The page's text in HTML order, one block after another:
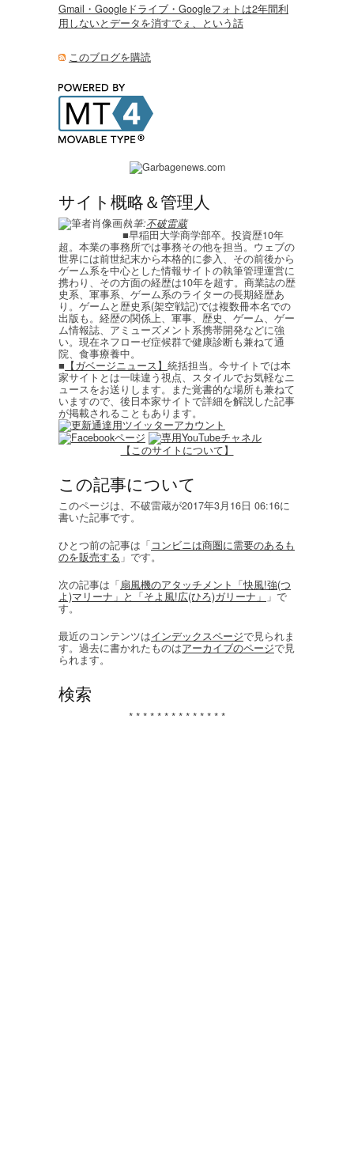
Gmail・Googleドライブ・Googleフォトは2年間利
用しないとデータを消すでぇ、という話
このブログを購読
サイト概略＆管理人
執筆:不破雷蔵
■早稲田大学商学部卒。投資歴10年
超。本業の事務所では事務その他を担当。ウェブの
世界には前世紀末から本格的に参入、その前後から
ゲーム系を中心とした情報サイトの執筆管理運営に
携わり、その方面の経歴は10年を超す。商業誌の歴
史系、軍事系、ゲーム系のライターの長期経歴あ
り。ゲームと歴史系(架空戦記)では複数冊本名での
出版も。経歴の関係上、軍事、歴史、ゲーム、ゲー
ム情報誌、アミューズメント系携帯開発などに強
い。現在ネフローゼ症候群で健康診断も兼ねて通
院、食事療養中。
■ 【ガベージニュース】 統括担当。今サイトでは本
家サイトとは一味違う視点、スタイルでお気軽なニ
ュースをお送りします。また覚書的な場所も兼ねて
いますので、後日本家サイトで詳細を解説した記事
が掲載されることもあります。
【このサイトについて】
この記事について
このページは、不破雷蔵が2017年3月16日 06:16に
書いた記事です。
ひとつ前の記事は「コンビニは商圏に需要のあるも
のを販売する 」です。
次の記事は「扇風機のアタッチメント「快風!強(つ
よ)マリーナ」と「そよ風!広(ひろ)ガリーナ」
」で
す。
最近のコンテンツはインデックスページで見られま
す。過去に書かれたものはアーカイブのページで見
られます。
検索
* * * * * * * * * * * * * *